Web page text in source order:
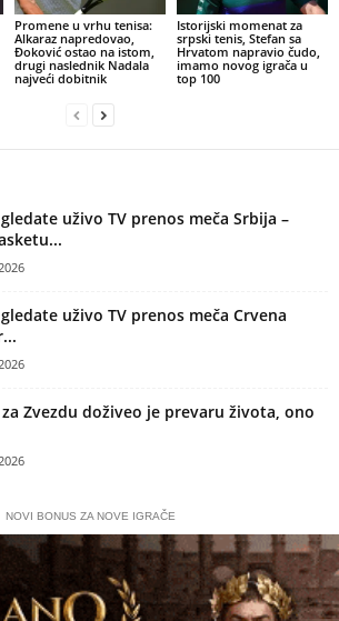
Promene u vrhu tenisa:
Alkaraz napredovao,
Đoković ostao na istom,
drugi naslednik Nadala
najveći dobitnik
Istorijski momenat za
srpski tenis, Stefan sa
Hrvatom napravio čudo,
imamo novog igrača u
top 100
uživo TV prenos meča Srbija –
uživo TV prenos meča Crvena
Zvezdu doživeo je prevaru života, ono
NOVI BONUS ZA NOVE IGRAČE